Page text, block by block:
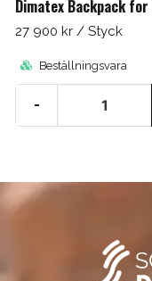
27 900 kr / Styck
Beställningsvara
-